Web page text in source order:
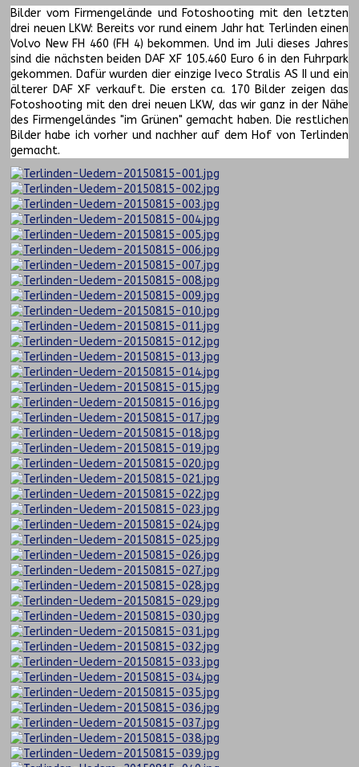
Bilder vom Firmengelände und Fotoshooting mit den letzten
drei neuen LKW: Bereits vor rund einem Jahr hat Terlinden einen
Volvo New FH 460 (FH 4) bekommen. Und im Juli dieses Jahres
sind die nächsten beiden DAF XF 105.460 Euro 6 in den Fuhrpark
gekommen. Dafür wurden dier einzige Iveco Stralis AS II und ein
älterer DAF XF verkauft. Die ersten ca. 170 Bilder zeigen das
Fotoshooting mit den drei neuen LKW, das wir ganz in der Nähe
des Firmengeländes "im Grünen" gemacht haben. Die restlichen
Bilder habe ich vorher und nachher auf dem Hof von Terlinden
gemacht.